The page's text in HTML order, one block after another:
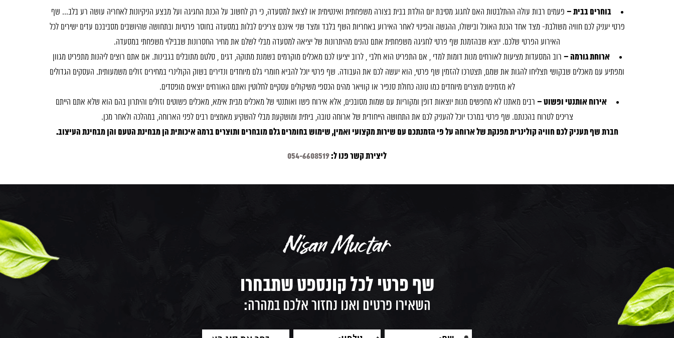
בוחרים בבית – פעמים רבות עולה ההתלבטות האם לחגוג מסיבת יום הולדת בבית בצורה משפחתית ואינטימית או לצאת למסעדה, כי רק לחשוב על הכנת החגיגה ועל מבצע הניקיונות לאחריה עושה רע בלב… שף
פרטי יעניק לכם חוויה משולבת- מצד אחד הכנת האוכל ובישולו, ההגשה והפינוי לאחר האירוע באחריות השף בלבד ומצד שני אינכם צריכים לבלות במסעדה בחוסר פרטיות ובתחושה שהיושבים מסביבכם עדים ישירים לכל
האירוע הפרטי שלכם. יוצא שבהזמנת שף פרטי לחגיגה משפחתית אתם נהנים מהיתרונות של יציאה למסעדה מבלי לשלם את מחיר החסרונות שבבילוי משפחתי במסעדה.
ארוחת גורמה – רוב המסעדות מציעות לאורחים מנות דומות למדי , אם התפריט הוא חלבי , לרוב יציעו לכם מאכלים מוקרמים בשמנת מתוקה, דגים , סלטם מתובלים בגבינות. אם אתם רוצים ליהנות מתפריט מגוון
ומפתיע עם מאכלים שבקושי תצליחו להגות את שמם, תצטרכו להזמין שף פרטי, הוא יעשה לכם את העבודה. שף פרטי יוכל להביא חומרי גלם מיוחדים ונדירים בשוק הקולינרי במחירים זולים משמעותית. העסקים הגדולים
לא מזמינים מוצרים מיוחדים כמו טונה כחולת סנפיר או קוויאר מהים הכספי משיקולים עסקיים לחלוטין ואתם האורחים יוצאים מופסדים.
אירוח אותנטי ופשוט – רבים מאתנו לא מחפשים מנות יוצאות דופן ומקוריות עם שמות מסובכים, אלא אירוח פשו ואותנטי של מאכלים מבית אימא, מאכלים פשוטים וזולים והיתרון בהם הוא שלא אתם הייתם
צריכים לטרוח בהכנתם. שף פרטי במרכז יוכל להעניק לכם את התחושה הייחודית של ארוחה טובה, ביתית ומושקעת מבלי להשקיע מאמצים רבים לפני הארוחה, במהלכה ולאחר מכן.
חברת שף תעניק לכם חוויה קולינרית מפנקת של ארוחה על פי הזמנתכם עם שירות מקצועי ואמין, שימוש בחומרים גלם מובחרים ותוצרים ברמה איכותית הן מבחינת הטעם והן מבחינת העיצוב.
ליצירת קשר פנו ל:054-6608519
שף פרטי לכל קונספט שתבחרו
השאירו פרטים ואנו נחזור אלכם במהרה: